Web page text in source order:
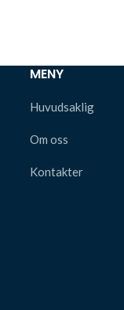
MENY
Huvudsaklig
Om oss
Kontakter